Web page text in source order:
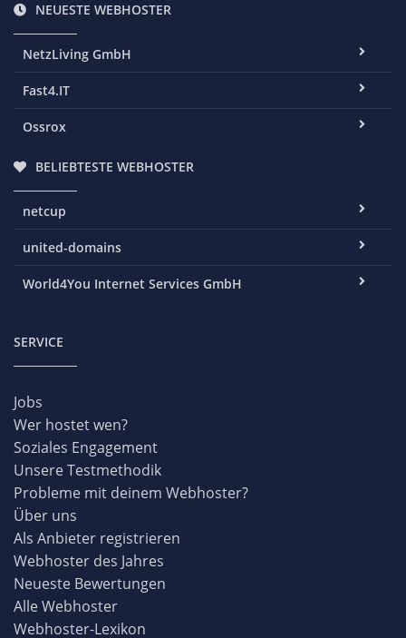
NEUESTE WEBHOSTER
NetzLiving GmbH
Fast4.IT
Ossrox
BELIEBTESTE WEBHOSTER
netcup
united-domains
World4You Internet Services GmbH
SERVICE
Jobs
Wer hostet wen?
Soziales Engagement
Unsere Testmethodik
Probleme mit deinem Webhoster?
Über uns
Als Anbieter registrieren
Webhoster des Jahres
Neueste Bewertungen
Alle Webhoster
Webhoster-Lexikon